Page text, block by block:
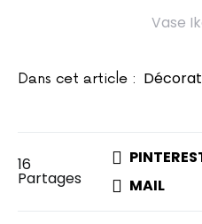
Vase
Dans cet article :
16
Partages
MAIL